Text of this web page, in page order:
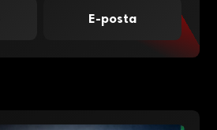
E-posta